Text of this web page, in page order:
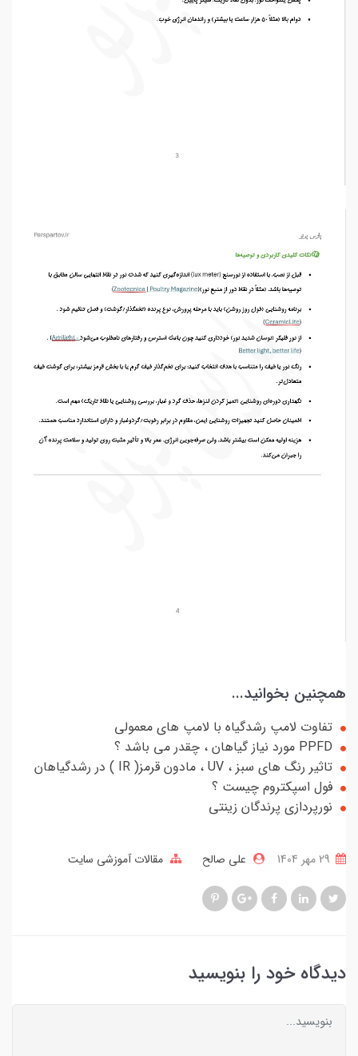
همچنین بخوانید...
تفاوت لامپ رشدگیاه با لامپ های معمولی
PPFD مورد نیاز گیاهان ، چقدر می باشد ؟
تاثیر رنگ های سبز ، UV ، مادون قرمز( IR ) در رشدگیاهان
فول اسپکتروم چیست ؟
نورپردازی پرندگان زینتی
علی صالح مقالات آموزشی سایت
دیدگاه خود را بنویسید